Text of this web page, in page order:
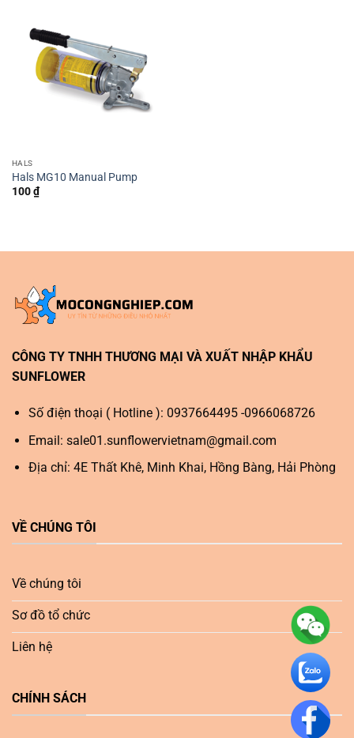
HALS
Hals MG10 Manual Pump
100₫
CÔNG TY TNHH THƯƠNG MẠI VÀ XUẤT NHẬP KHẨU
SUNFLOWER
Số điện thoại ( Hotline ): 0937664495 -0966068726
Email: sale01.sunflowervietnam@gmail.com
Địa chỉ: 4E Thất Khê, Minh Khai, Hồng Bàng, Hải Phòng
VỀ CHÚNG TÔI
Về chúng tôi
Sơ đồ tổ chức
Liên hệ
CHÍNH SÁCH